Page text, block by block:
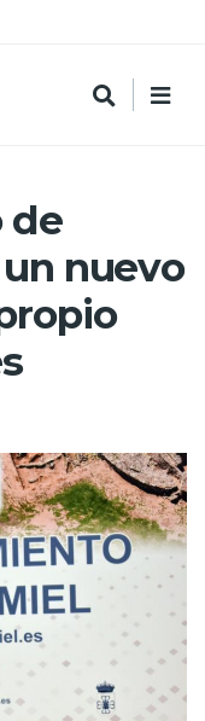
de
nuevo